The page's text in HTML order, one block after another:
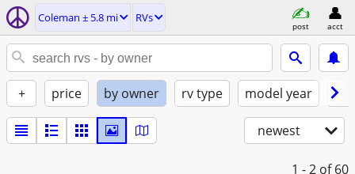
Coleman ± 5.8 mi RVs
post acct
+ price by owner rv type model year
newest
1 - 2 of 60